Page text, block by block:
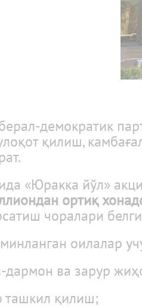
демократик
қилиш,
«Юракка йўл»
ортиқ
чоралари
оилалар
дармон ва зарур
ташкил қилиш;